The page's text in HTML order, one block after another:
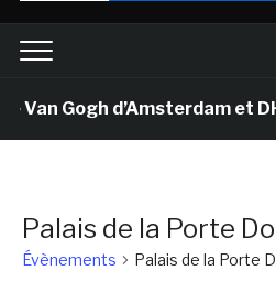
Van Gogh d’Amsterdam et
Palais de la Porte
Évènements Palais de la Porte